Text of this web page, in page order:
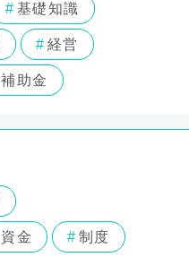
基礎知識
経営
補助金
資金 制度